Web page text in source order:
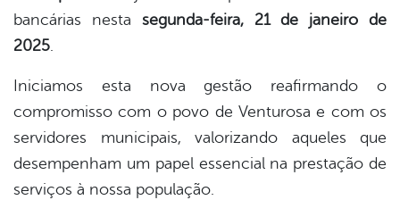
bancárias nesta segunda-feira, 21 de janeiro de
2025.
Iniciamos esta nova gestão reafirmando o
compromisso com o povo de Venturosa e com os
servidores municipais, valorizando aqueles que
desempenham um papel essencial na prestação de
serviços à nossa população.